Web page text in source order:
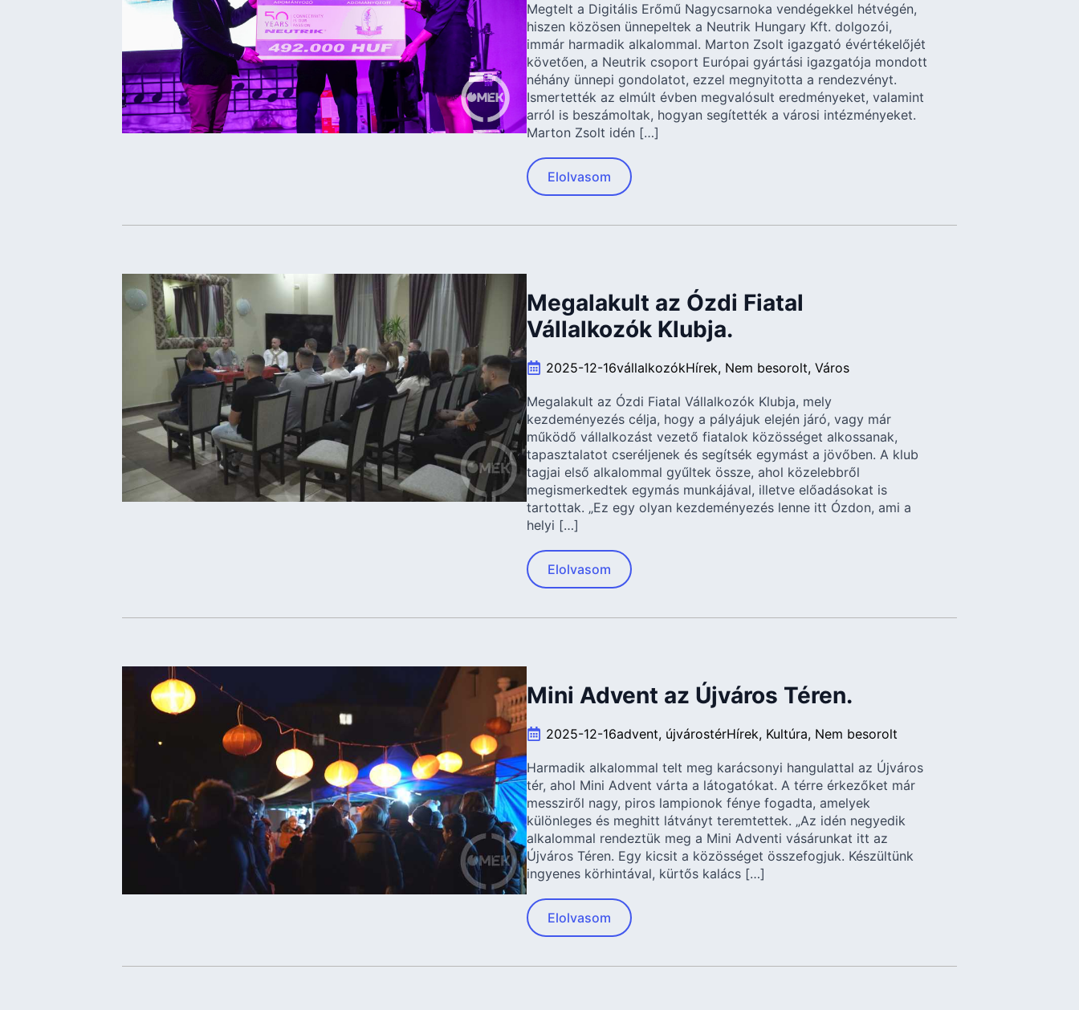
Megtelt a Digitális Erőmű Nagycsarnoka vendégekkel hétvégén,
hiszen közösen ünnepeltek a Neutrik Hungary Kft. dolgozói,
immár harmadik alkalommal. Marton Zsolt igazgató évértékelőjét
követően, a Neutrik csoport Európai gyártási igazgatója mondott
néhány ünnepi gondolatot, ezzel megnyitotta a rendezvényt.
Ismertették az elmúlt évben megvalósult eredményeket, valamint
arról is beszámoltak, hogyan segítették a városi intézményeket.
Marton Zsolt idén […]
Elolvasom
Megalakult az Ózdi Fiatal
Vállalkozók Klubja.
2025-12-16vállalkozókHírek Nem besorolt Város
Megalakult az Ózdi Fiatal Vállalkozók Klubja, mely
kezdeményezés célja, hogy a pályájuk elején járó, vagy már
működő vállalkozást vezető fiatalok közösséget alkossanak,
tapasztalatot cseréljenek és segítsék egymást a jövőben. A klub
tagjai első alkalommal gyűltek össze, ahol közelebbről
megismerkedtek egymás munkájával, illetve előadásokat is
tartottak. „Ez egy olyan kezdeményezés lenne itt Ózdon, ami a
helyi […]
Elolvasom
Mini Advent az Újváros Téren.
2025-12-16advent újvárostérHírek Kultúra Nem besorolt
Harmadik alkalommal telt meg karácsonyi hangulattal az Újváros
tér, ahol Mini Advent várta a látogatókat. A térre érkezőket már
messziről nagy, piros lampionok fénye fogadta, amelyek
különleges és meghitt látványt teremtettek. „Az idén negyedik
alkalommal rendeztük meg a Mini Adventi vásárunkat itt az
Újváros Téren. Egy kicsit a közösséget összefogjuk. Készültünk
ingyenes körhintával, kürtős kalács […]
Elolvasom